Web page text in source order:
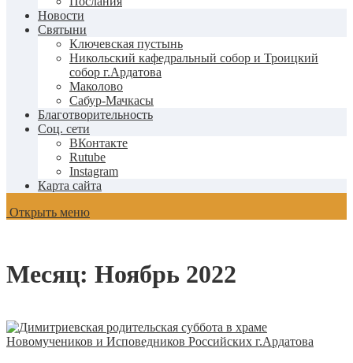
Новости
Святыни
Ключевская пустынь
Никольский кафедральный собор и Троицкий
собор г.Ардатова
Маколово
Сабур-Мачкасы
Благотворительность
Соц. сети
ВКонтакте
Rutube
Instagram
Карта сайта
Открыть меню
Месяц: Ноябрь 2022